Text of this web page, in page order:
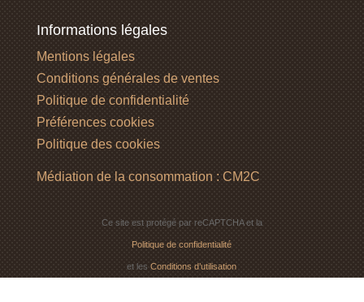
Informations légales
Mentions légales
Conditions générales de ventes
Politique de confidentialité
Préférences cookies
Politique des cookies
Médiation de la consommation : CM2C
Ce site est protégé par reCAPTCHA et la
Politique de confidentialité
et lesConditions d’utilisation